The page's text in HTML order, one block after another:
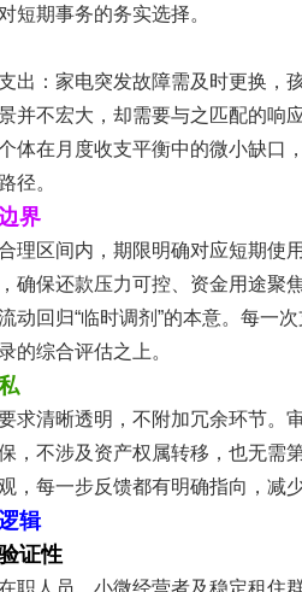
短期事务的务实选择。
出：家电突发故障需及时更换，
并不宏大，却需要与之匹配的响
体在月度收支平衡中的微小缺口
径。
界
理区间内，期限明确对应短期使
确保还款压力可控、资金用途聚
动回归“临时调剂”的本意。每一
的综合评估之上。
求清晰透明，不附加冗余环节。
，不涉及资产权属转移，也无需
，每一步反馈都有明确指向，减
辑
证性
职人员、小微经营者及稳定租住